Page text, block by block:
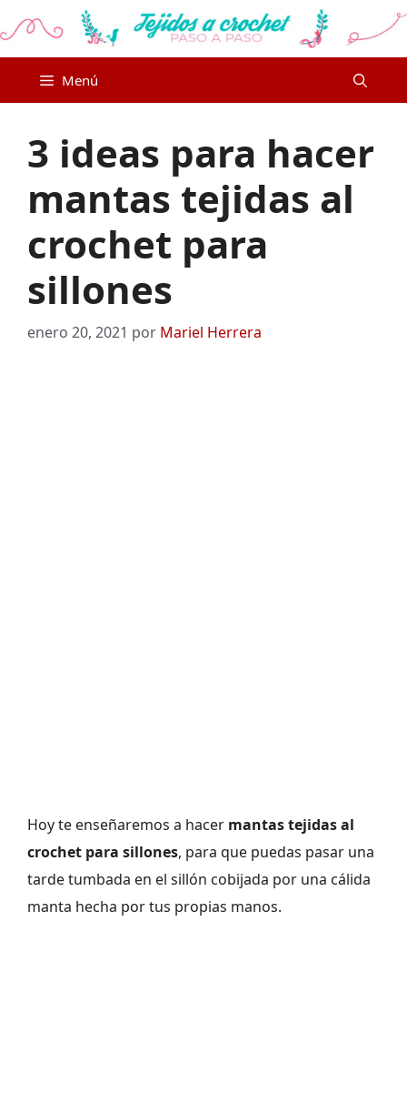
al
Menú
3 ideas para hacer
mantas tejidas al
crochet para
sillones
enero 20, 2021 por Mariel Herrera
Hoy te enseñaremos a hacer mantas tejidas al
crochet para sillones, para que puedas pasar una
tarde tumbada en el sillón cobijada por una cálida
manta hecha por tus propias manos.